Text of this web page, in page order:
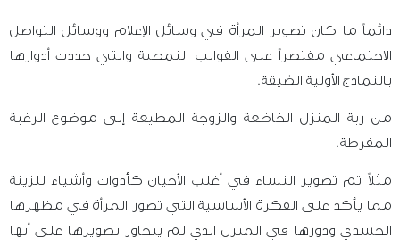
دائماً ما كان تصوير المرأة في وسائل الإعلام ووسائل التواصل
الاجتماعي مقتصراً على القوالب النمطية والتي حددت أدوارها
بالنماذج الأولية الضيقة.
من ربة المنزل الخاضعة والزوجة المطيعة إلى موضوع الرغبة
المفرطة.
مثلاً تم تصوير النساء في أغلب الأحيان كأدوات وأشياء للزينة
مما يأكد على الفكرة الأساسية التي تصور المرأة في مظهرها
الجسدي ودورها في المنزل الذي لم يتجاوز تصويرها على أنها